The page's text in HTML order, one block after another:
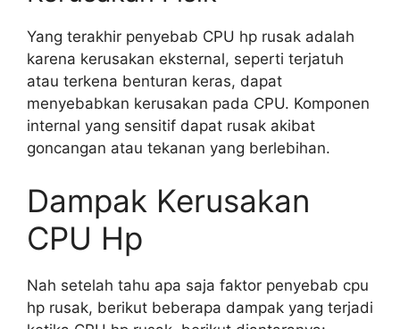
Yang terakhir penyebab CPU hp rusak adalah
karena kerusakan eksternal, seperti terjatuh
atau terkena benturan keras, dapat
menyebabkan kerusakan pada CPU. Komponen
internal yang sensitif dapat rusak akibat
goncangan atau tekanan yang berlebihan.
Dampak Kerusakan
CPU Hp
Nah setelah tahu apa saja faktor penyebab cpu
hp rusak, berikut beberapa dampak yang terjadi